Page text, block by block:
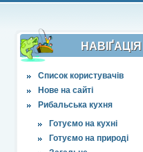
НАВІҐАЦІЯ
Список користувачів
Нове на сайті
Рибальська кухня
Готуємо на кухні
Готуємо на природі